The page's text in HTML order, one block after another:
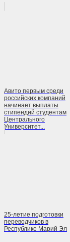
Авито первым среди
российских компаний
начинает выплаты
стипендий студентам
Центрального
Университет...
25-летие подготовки
переводчиков в
Республике Марий Эл